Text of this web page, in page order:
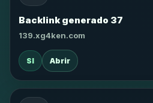
Backlink generado 37
139.xg4ken.com
SI Abrir